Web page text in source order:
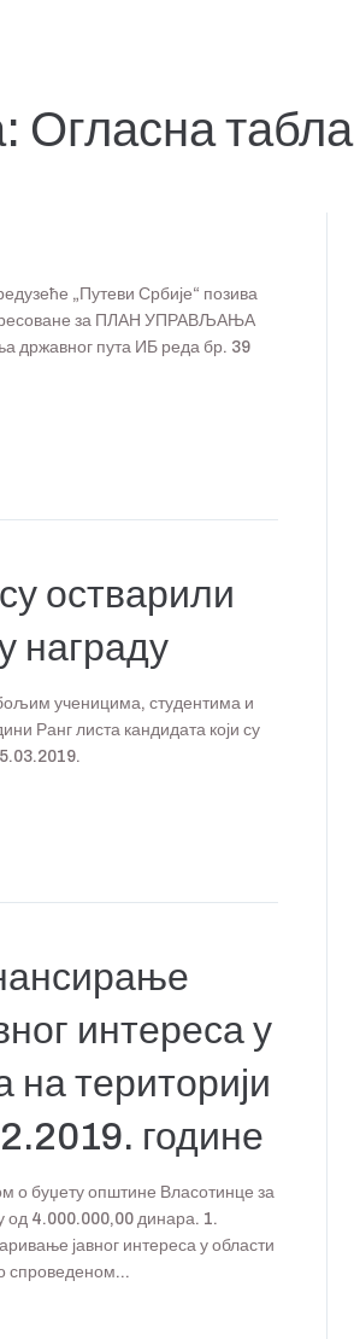
Огласна табла
„Путеви Србије“ позива
за ПЛАН УПРАВЉАЊА
пута ИБ реда бр. 39
остварили
награду
ученицима, студентима и
Ранг листа кандидата који су
интереса у
територији
године
о буџету општине Власотинце за
од 4.000.000,00 динара. 1.
јавног интереса у области
спроведеном...